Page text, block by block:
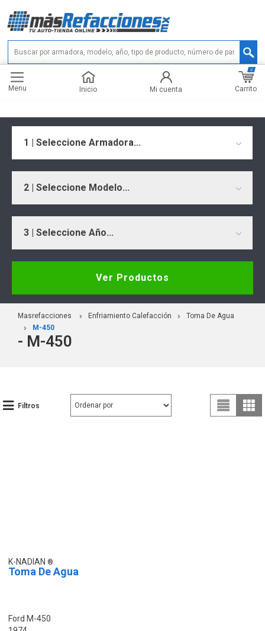
Menu Inicio Mi cuenta Carrito
0
1 | Seleccione Armadora...
2 | Seleccione Modelo...
3 | Seleccione Año...
Ver Productos
Masrefacciones Enfriamiento Calefacción
Toma De Agua
M-450
- M-450
Filtros
K-NADIAN
Toma De Agua
Ford M-450